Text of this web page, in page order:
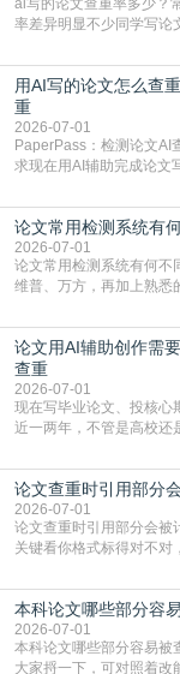
率差异明显不少同学写论
实际情况和大家想的不太
内容本质是按照语义概
直接引用整段已有内容，
用AI写的论文怎么查
重
2026-07-01
PaperPass：检测论文AI
求现在用AI辅助完成论文
但很多人忽略了，AI生
含大量已公开的学术内容
复片
论文常用检测系统有
2026-07-01
论文常用检测系统有何不同？ 现在高校和期刊常用的论文查重系统主要
维普、万方，再加上熟悉
查数值误导。知网（
生联合比对库，能比历届
库，期刊投稿用AMLMC/
论文用AI辅助创作需
查重
2026-07-01
现在写毕业论文、投核心
近一两年，不管是高校还
真的太亏。提前做AIGC
AIGC检测成了论文答辩
框架，内容都是自己写的
论文查重时引用部分
2026-07-01
论文查重时引用部分会被计入重复率？ 学术论文引用
关键看你格式标得对不对
独占一行，每条文献用
7714（作者、题名、刊名
成功后通常把这段标为引
本科论文哪些部分容
2026-07-01
本科论文哪些部分容易被查重标红？ 本科论文查重，最
大家捋一下，可对照着改